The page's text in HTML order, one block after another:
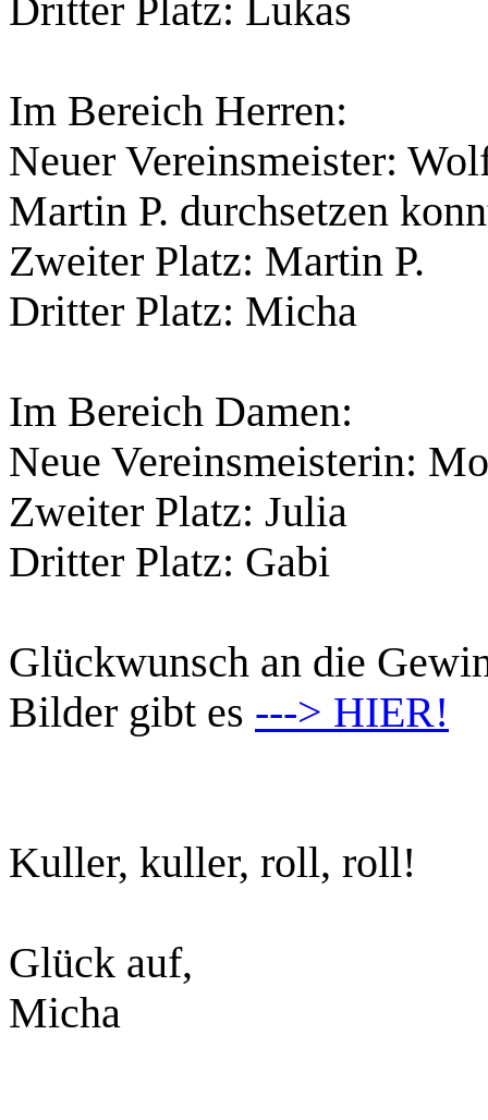
Dritter Platz: Lukas
Im Bereich Herren:
Neuer Vereinsmeister:
Martin P. durchsetzen
Zweiter Platz: Martin P.
Dritter Platz: Micha
Im Bereich Damen:
Neue Vereinsmeisterin:
Zweiter Platz: Julia
Dritter Platz: Gabi
Glückwunsch an die
Bilder gibt es ---> HIER!
Kuller, kuller, roll, roll!
Glück auf,
Micha